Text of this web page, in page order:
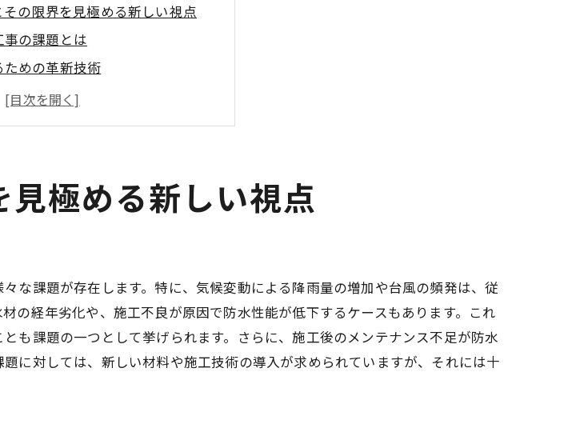
の限界を見極める新しい視点
の課題とは
ための革新技術
のための最新手法
水技術の必要性
ナンスにおける限界
の可能性と未来の展望
点からの評価
もたらす長寿命化
較による優位性
おける自己修復技術の役割
極める新しい視点
な課題が存在します。特に、気候変動による降雨量の増加や台風の頻発は、従
の経年劣化や、施工不良が原因で防水性能が低下するケースもあります。これ
も課題の一つとして挙げられます。さらに、施工後のメンテナンス不足が防水
に対しては、新しい材料や施工技術の導入が求められていますが、それには十